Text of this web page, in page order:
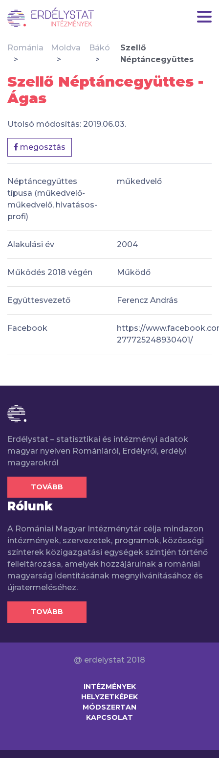
Románia Moldva Bákó
Szellő
Néptáncegyüttes
Szellő Néptáncegyüttes -
Ágas
Utolsó módosítás: 2019.06.03.
megosztás
Néptáncegyüttes
típusa (műkedvelő-
műkedvelő, hivatásos-
profi)
műkedvelő
Alakulási év 2004
Működés 2018 végén Működő
Együttesvezető Ferencz András
Facebook
https://
277725248930401/
Erdélystat – statisztikai és intézményi adatok
magyar nyelven Romániáról, Erdélyről, erdélyi
magyarokról
TOVÁBB
Rólunk
A Romániai Magyar Intézménytár célja mindazon
intézmények, szervezetek, programok, közösségi
színterek közigazgatási egységek szintjén történő
felleltározása, amelyek hozzájárulnak a romániai
magyarság identitásának megnyilvánításához és
újratermeléséhez.
TOVÁBB
@ erdelystat 2018
INTÉZMÉNYEK
HELYZETKÉPEK
MÓDSZERTAN
KAPCSOLAT